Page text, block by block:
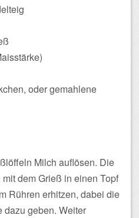
oder gemahlene
Milch auflösen. Die
dem Grieß in einen Topf
Rühren erhitzen, dabei die
dazu geben. Weiter